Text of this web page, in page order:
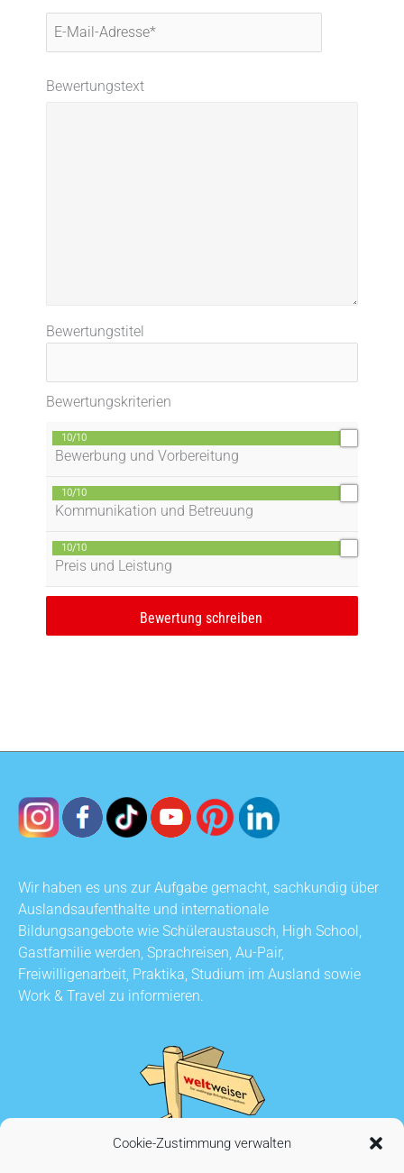
Cookie-Zustimmung verwalten
E-
Mail-
Adresse*
Bewertungstext
Bewertungstitel
Bewertungskriterien
10/10
Bewerbung und Vorbereitung
10/10
Kommunikation und Betreuung
10/10
Preis und Leistung
Wir haben es uns zur Aufgabe gemacht, sachkundig über
Auslandsaufenthalte und internationale
Bildungsangebote wie Schüleraustausch, High School,
Gastfamilie werden, Sprachreisen, Au-Pair,
Freiwilligenarbeit, Praktika, Studium im Ausland sowie
Work & Travel zu informieren.